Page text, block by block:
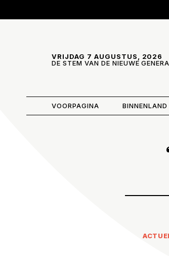
VRIJDAG 7 AUGUSTUS, 2026
DE STEM VAN DE NIEUWE
VOORPAGINA BINNENLAND